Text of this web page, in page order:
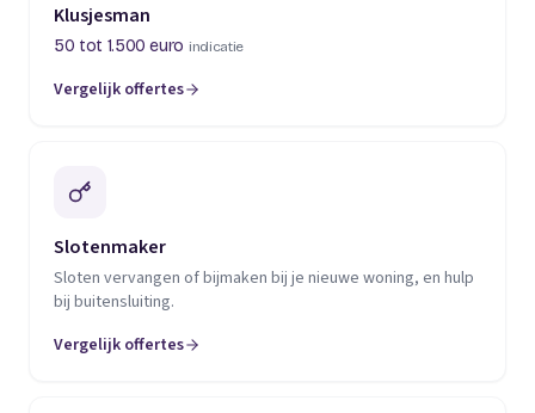
Klusjesman
50 tot 1.500 euro indicatie
Vergelijk offertes
(opent in een nieuw tabblad)
Slotenmaker
Sloten vervangen of bijmaken bij je nieuwe woning, en hulp
bij buitensluiting.
Vergelijk offertes
(opent in een nieuw tabblad)